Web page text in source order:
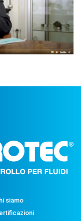
siamo